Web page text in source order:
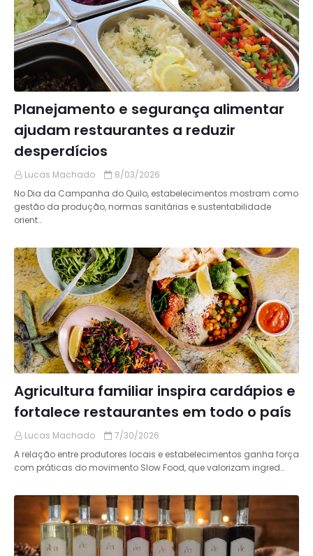
Planejamento e segurança alimentar
ajudam restaurantes a reduzir
desperdícios
Lucas Machado
8/03/2026
No Dia da Campanha do Quilo, estabelecimentos mostram como
gestão da produção, normas sanitárias e sustentabilidade
orient…
Agricultura familiar inspira cardápios e
fortalece restaurantes em todo o país
Lucas Machado
7/30/2026
A relação entre produtores locais e estabelecimentos ganha força
com práticas do movimento Slow Food, que valorizam ingred…